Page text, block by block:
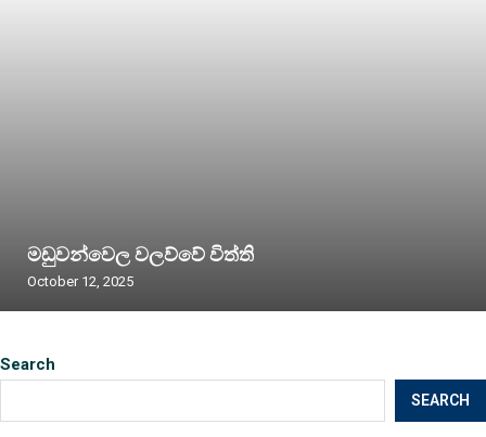
Search
SEARCH
මඩුවන්වෙල වලව්වේ විත්ති
October 12, 2025